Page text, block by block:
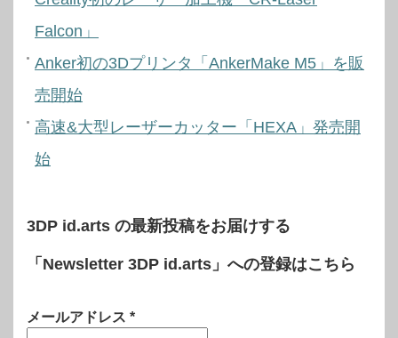
Falcon」
Anker初の3Dプリンタ「AnkerMake M5」を販
売開始
高速&大型レーザーカッター「HEXA」発売開
始
3DP id.arts の最新投稿をお届けする
「Newsletter 3DP id.arts」への登録はこちら
メールアドレス *